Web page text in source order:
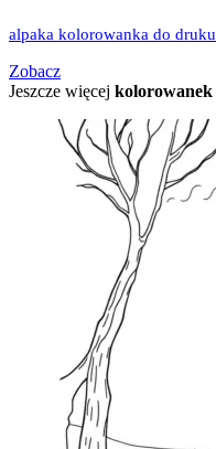
alpaka kolorowanka do druku
Zobacz
Jeszcze więcej